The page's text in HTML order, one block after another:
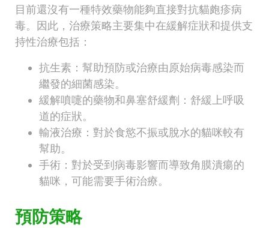
目前還沒有一種特效藥物能夠直接對抗貓皰疹病
毒。因此，治療策略主要集中在緩解症狀和提供支
持性治療包括：
抗生素：幫助預防或治療由原始病毒感染而
繼發的細菌感染。
緩解噴嚏的藥物和鼻塞舒緩劑：舒緩上呼吸
道的症狀。
輸液治療：對於食慾不振或脫水的貓咪較有
幫助。
手術：對於受到病毒影響而導致角膜潰瘍的
貓咪，可能需要手術治療。
預防策略